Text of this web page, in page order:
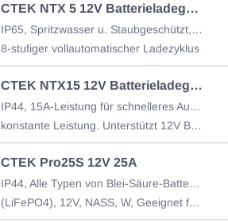
CTEK NTX 5 12V Batterieladegerät 5A
IP65, Spritzwasser u. Staubgeschützt, -30°C bis + 50°C
8-stufiger vollautomatischer Ladezyklus
CTEK NTX15 12V Batterieladegerät 15A
IP44, 15A-Leistung für schnelleres Aufladen u.
konstante Leistung. Unterstützt 12V Bleisäure- und Lithium*-Batterien (30-350Ah).
CTEK Pro25S 12V 25A
IP44, Alle Typen von Blei-Säure-Batterien, Lithium-Ionen
(LiFePO4), 12V, NASS, W, Geeignet für 12V-Batterien